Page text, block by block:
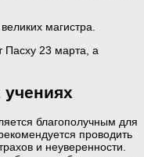
магистра.
Пасху 23 марта, а
благополучным для
проводить
и неуверенности.